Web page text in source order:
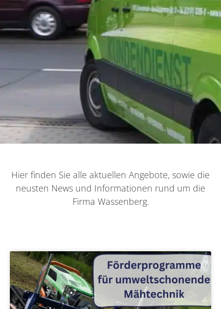
Hier finden Sie alle aktuellen Angebote, sowie die
neusten News und Informationen rund um die
Firma Wassenberg.